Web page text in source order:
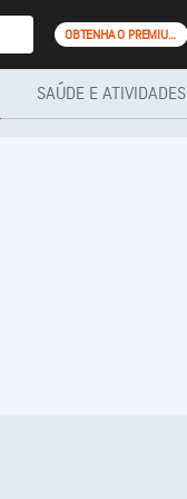
OBTENHA O PREMIUM+
SAÚDE E ATIVIDADES